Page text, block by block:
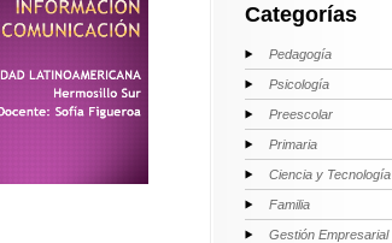
Categorías
Pedagogía
Psicología
Preescolar
Primaria
Ciencia y Tecnología
Familia
Gestión Empresarial